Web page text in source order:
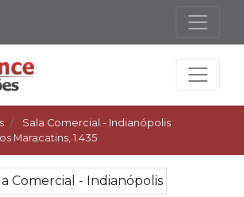
Sala Comercial - Indianópolis
Maracatins, 1.435